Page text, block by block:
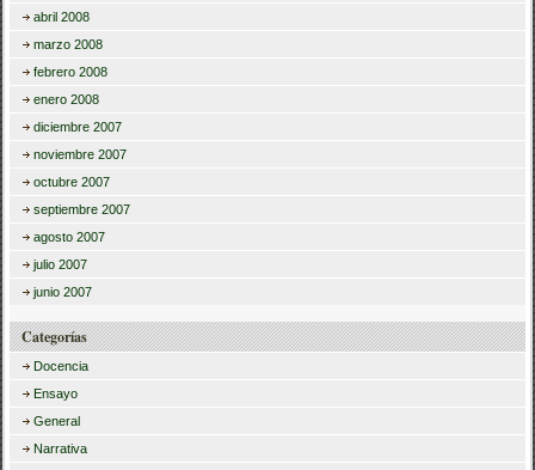
abril 2008
marzo 2008
febrero 2008
enero 2008
diciembre 2007
noviembre 2007
octubre 2007
septiembre 2007
agosto 2007
julio 2007
junio 2007
Categorías
Docencia
Ensayo
General
Narrativa